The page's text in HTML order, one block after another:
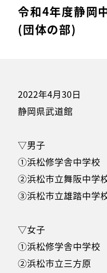
令和4年度静岡
(団体の部)
2022年4月30日
静岡県武道館
▽男子
①浜松修学舎中学校
②浜松市立舞阪中学
③浜松市立雄踏中学
▽女子
①浜松修学舎中学校
②浜松市立三方原